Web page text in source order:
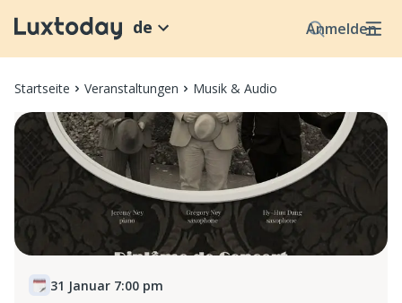
Anmelden
de
Startseite Veranstaltungen Musik & Audio
31 Januar 7:00 pm